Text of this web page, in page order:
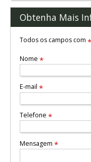
Obtenha Mais
Todos os campos com *
Nome *
E-mail *
Telefone *
Mensagem *